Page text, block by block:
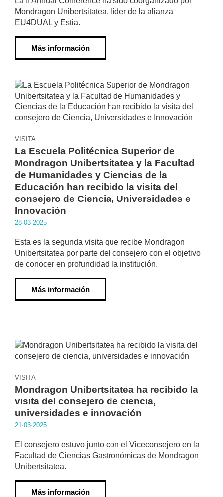
Mondragon Unibertsitatea, líder de la alianza
EU4DUAL y Estia.
Más información
VISITA
La Escuela Politécnica Superior de
Mondragon Unibertsitatea y la Facultad
de Humanidades y Ciencias de la
Educación han recibido la visita del
consejero de Ciencia, Universidades e
Innovación
28·03·2025
Esta es la segunda visita que recibe Mondragon
Unibertsitatea por parte del consejero con el objetivo
de conocer en profundidad la institución.
Más información
VISITA
Mondragon Unibertsitatea ha recibido la
visita del consejero de ciencia,
universidades e innovación
21·03·2025
El consejero estuvo junto con el Viceconsejero en la
Facultad de Ciencias Gastronómicas de Mondragon
Unibertsitatea.
Más información